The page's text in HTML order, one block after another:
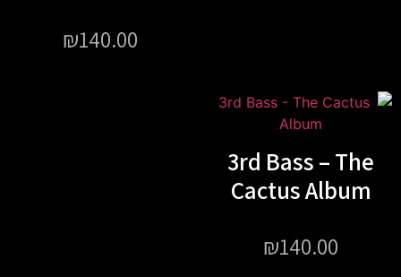
₪140.00
3rd Bass – The
Cactus Album
₪140.00